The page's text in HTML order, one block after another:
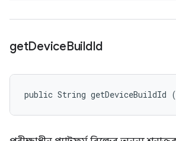
getDeviceBuildId
public String getDeviceBuildId